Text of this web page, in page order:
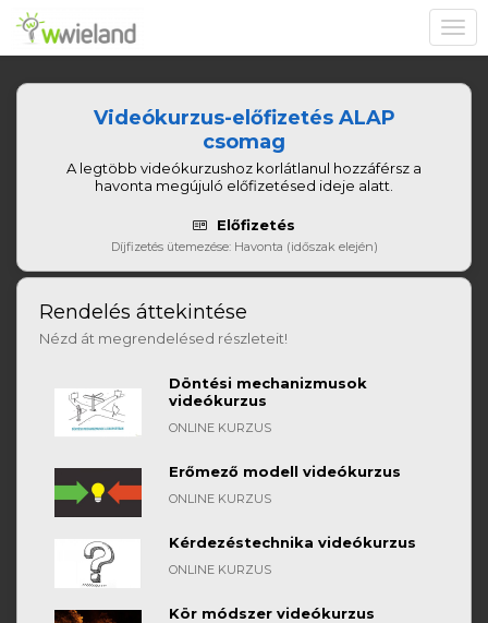
Videókurzus-előfizetés ALAP
csomag
A legtöbb videókurzushoz korlátlanul hozzáférsz a
havonta megújuló előfizetésed ideje alatt.
Előfizetés
Díjfizetés ütemezése: Havonta (időszak elején)
Rendelés áttekintése
Nézd át megrendelésed részleteit!
Döntési mechanizmusok
videókurzus
ONLINE KURZUS
Erőmező modell videókurzus
ONLINE KURZUS
Kérdezéstechnika videókurzus
ONLINE KURZUS
Kör módszer videókurzus